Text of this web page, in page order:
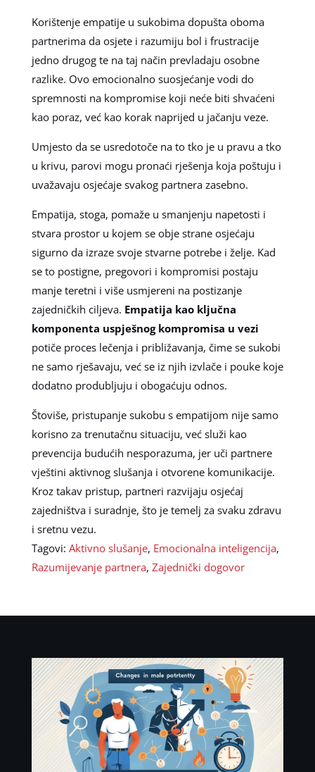
Korištenje empatije u sukobima dopušta oboma
partnerima da osjete i razumiju bol i frustracije
jedno drugog te na taj način prevladaju osobne
razlike. Ovo emocionalno suosjećanje vodi do
spremnosti na kompromise koji neće biti shvaćeni
kao poraz, već kao korak naprijed u jačanju veze.
Umjesto da se usredotoče na to tko je u pravu a tko
u krivu, parovi mogu pronaći rješenja koja poštuju i
uvažavaju osjećaje svakog partnera zasebno.
Empatija, stoga, pomaže u smanjenju napetosti i
stvara prostor u kojem se obje strane osjećaju
sigurno da izraze svoje stvarne potrebe i želje. Kad
se to postigne, pregovori i kompromisi postaju
manje teretni i više usmjereni na postizanje
zajedničkih ciljeva. Empatija kao ključna
komponenta uspješnog kompromisa u vezi
potiče proces lečenja i približavanja, čime se sukobi
ne samo rješavaju, već se iz njih izvlače i pouke koje
dodatno produbljuju i obogaćuju odnos.
Štoviše, pristupanje sukobu s empatijom nije samo
korisno za trenutačnu situaciju, već služi kao
prevencija budućih nesporazuma, jer uči partnere
vještini aktivnog slušanja i otvorene komunikacije.
Kroz takav pristup, partneri razvijaju osjećaj
zajedništva i suradnje, što je temelj za svaku zdravu
i sretnu vezu.
Tagovi: Aktivno slušanje, Emocionalna inteligencija,
Razumijevanje partnera, Zajednički dogovor